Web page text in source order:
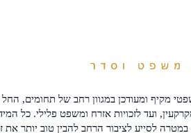
מקיף ומעודכן במגוון רחב של תחומים, החל
ועד לזכויות אזרח ומשפט פלילי. כל
לסייע לציבור הרחב להבין טוב יותר את